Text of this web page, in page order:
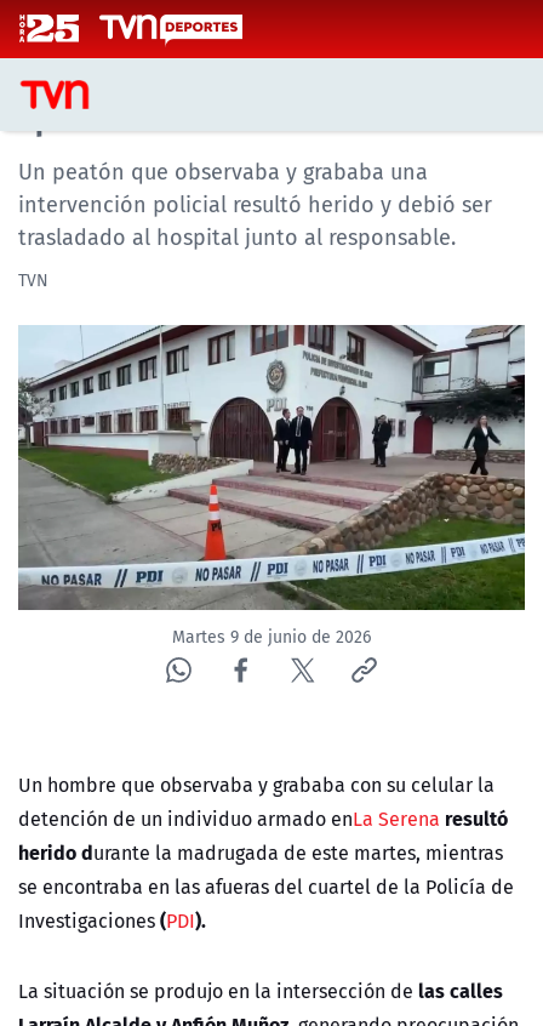
Click acá para ir directamente al contenido
CASTING MASTERCHEF CHILE
CASTING TVN VERTICAL
TVN VERTICAL
TVN PLAY
PROGRAMAS
TELESERIES
NTV
ACTUALIDAD Y TENDENCIAS
CORPORATIVO Y TRANSPARENCIA
ÁREA DE PROYECTOS
Testigo que grababa procedimiento
policial recibió disparo durante
operativo de la PDI
Un peatón que observaba y grababa una
intervención policial resultó herido y debió ser
trasladado al hospital junto al responsable.
TVN
Martes 9 de junio de 2026
Un hombre que observaba y grababa con su celular la
detención de un individuo armado enLa Serena resultó
herido durante la madrugada de este martes, mientras
se encontraba en las afueras del cuartel de la Policía de
Investigaciones(PDI).
La situación se produjo en la intersección de las calles